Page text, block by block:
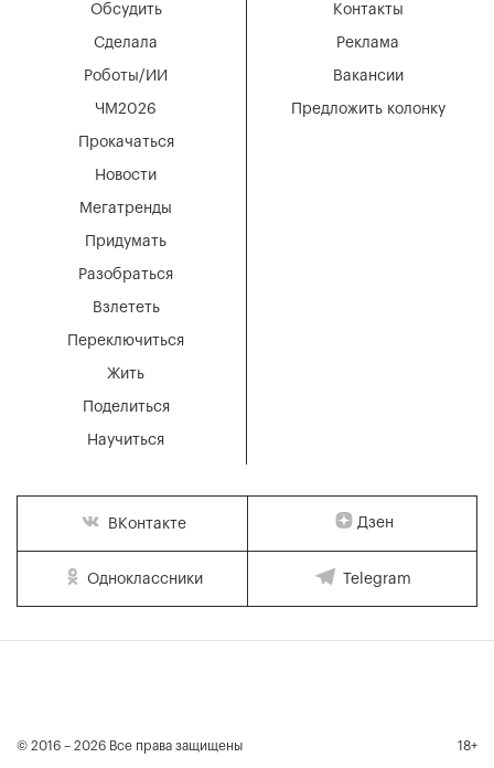
Мегатренды
Придумать
Разобраться
Взлететь
Новости
Переключиться
Жить
Поделиться
Научиться
Обсудить
Сделала
Роботы/ИИ
ЧМ2026
Прокачаться
Вакансии
Реклама
Контакты
Предложить колонку
ВКонтакте Дзен
Одноклассники Telegram
© 2016 – 2026 Все права защищены 18+